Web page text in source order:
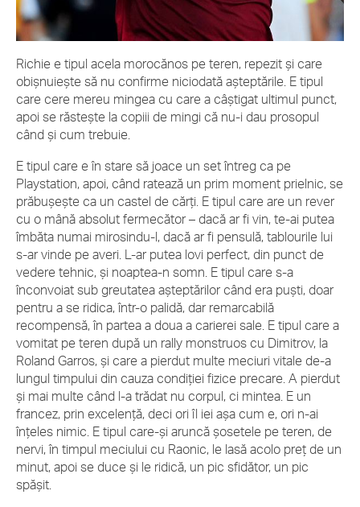
Richie e tipul acela morocănos pe teren, repezit și care
obișnuiește să nu confirme niciodată așteptările. E tipul
care cere mereu mingea cu care a câștigat ultimul punct,
apoi se răstește la copiii de mingi că nu-i dau prosopul
când și cum trebuie.
E tipul care e în stare să joace un set întreg ca pe
Playstation, apoi, când ratează un prim moment prielnic, se
prăbușește ca un castel de cărți. E tipul care are un rever
cu o mână absolut fermecător – dacă ar fi vin, te-ai putea
îmbăta numai mirosindu-l, dacă ar fi pensulă, tablourile lui
s-ar vinde pe averi. L-ar putea lovi perfect, din punct de
vedere tehnic, și noaptea-n somn. E tipul care s-a
înconvoiat sub greutatea așteptărilor când era puști, doar
pentru a se ridica, într-o palidă, dar remarcabilă
recompensă, în partea a doua a carierei sale. E tipul care a
vomitat pe teren după un rally monstruos cu Dimitrov, la
Roland Garros, și care a pierdut multe meciuri vitale de-a
lungul timpului din cauza condiției fizice precare. A pierdut
și mai multe când l-a trădat nu corpul, ci mintea. E un
francez, prin excelență, deci ori îl iei așa cum e, ori n-ai
înțeles nimic. E tipul care-și aruncă șosetele pe teren, de
nervi, în timpul meciului cu Raonic, le lasă acolo preț de un
minut, apoi se duce și le ridică, un pic sfidător, un pic
spășit.